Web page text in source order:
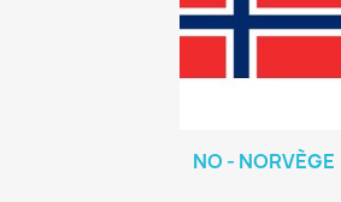
NO - NORVÈGE